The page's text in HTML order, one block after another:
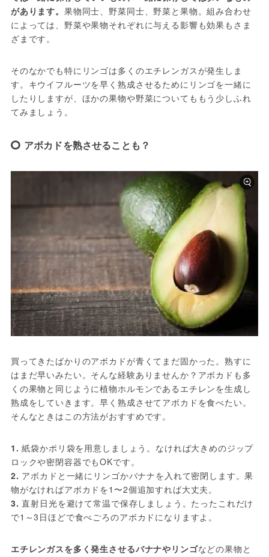
があります。 果物同士、野菜同士、野菜と果物。組み合わせ
によっては、野菜や果物それぞれに与える影響も効果もさま
ざまです。
そのなかでも特にリンゴは多くのエチレンガスが発生しま
す。キウイフルーツを早く熟成させるためにリンゴを一緒に
したりしますが、ほかの果物や野菜についてももう少しふれ
てみましょう。
アボカドを熟させることも？
買ってきたばかりのアボカドが青くてまだ固かった。熟すに
はまだ早いみたい。そんな経験ありませんか？アボカドも多
くの果物と同じように植物ホルモンであるエチレンを生成し
熟成をしていきます。早く熟成させてアボカドを食べたい。
1. 紙袋かポリ袋を用意しましょう。なければ大きめのジップ
2. アボカドと一緒にリンゴかバナナを入れて密閉します。果
3. 直射日光を避けて常温で保存しましょう。たったこれだけ
で1～3日ほどで食べごろのアボカドになりますよ。
エチレンガスを多く発生させるバナナやリンゴなどの果物と